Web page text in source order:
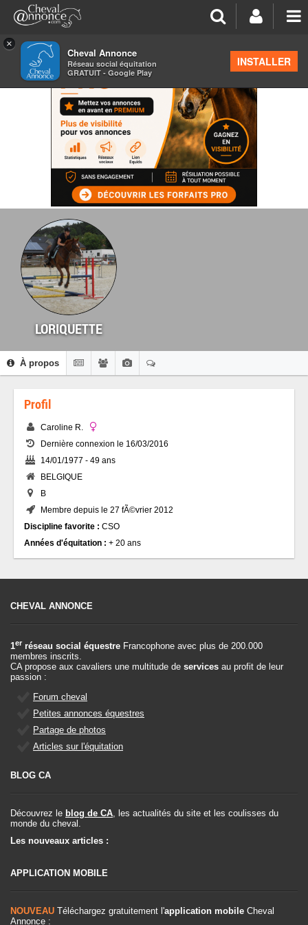
×
Cheval Annonce
Réseau social équitation
GRATUIT - Google Play
INSTALLER
LORIQUETTE
À propos
Profil
Caroline R.
Dernière connexion le 16/03/2016
14/01/1977 - 49 ans
BELGIQUE
B
Membre depuis le 27 fÃ©vrier 2012
Discipline favorite : CSO
Années d'équitation : + 20 ans
CHEVAL ANNONCE
1er réseau social équestre Francophone avec plus de 200.000
membres inscrits.
CA propose aux cavaliers une multitude de services au profit de leur
passion :
Forum cheval
Petites annonces équestres
Partage de photos
Articles sur l'équitation
BLOG CA
Découvrez le blog de CA, les actualités du site et les coulisses du
monde du cheval.
Les nouveaux articles :
APPLICATION MOBILE
NOUVEAU Téléchargez gratuitement l'application mobile Cheval
Annonce :